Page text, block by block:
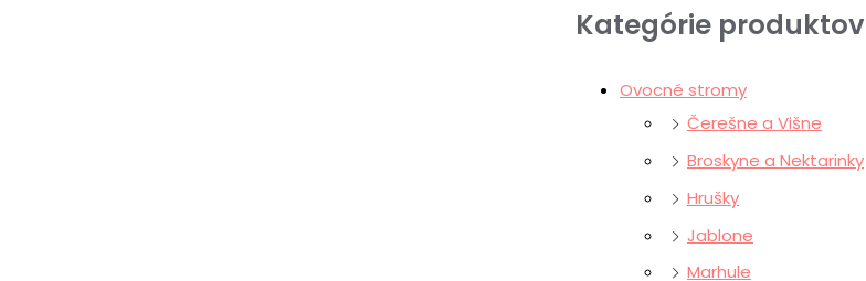
Kategórie produktov
Ovocné stromy
Čerešne a Višne
Broskyne a Nektarinky
Hrušky
Jablone
Marhule